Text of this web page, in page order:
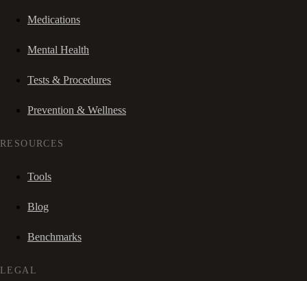
Medications
Mental Health
Tests & Procedures
Prevention & Wellness
RESOURCES
Tools
Blog
Benchmarks
LEGAL